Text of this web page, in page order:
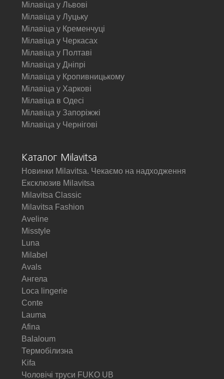
Мілавіца у Львові
Мілавіца у Луцьку
Мілавіца у Кременчуці
Мілавіца у Черкасах
Мілавіца у Полтаві
Мілавіца у Дніпрі
Мілавіца у Кропивницькому
Мілавіца у Харкові
Мілавіца в Одесі
Мілавіца у Запоріжжі
Мілавіца у Чернігові
Каталог Milavitsa
Новинки Milavitsa. Чекаємо на надходження
Ексклюзив Milavitsa
Milavitsa Classic
Milavitsa Fashion
Aveline
Misstyle
Luna
Milabel
Avals
Ангела
Loca lingerie
Conte
Lauma
Afina
Balaloum
Термобілизна
Kifa
Чоловічі труси FUKO UB